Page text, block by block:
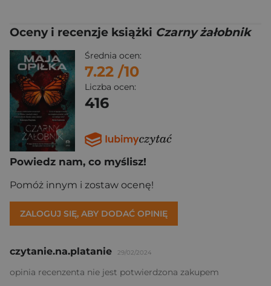
Oceny i recenzje książki Czarny żałobnik
Średnia ocen:
7.22 /10
Liczba ocen:
416
Powiedz nam, co myślisz!
Pomóż innym i zostaw ocenę!
ZALOGUJ SIĘ, ABY DODAĆ OPINIĘ
czytanie.na.platanie 29/02/2024
opinia recenzenta nie jest potwierdzona zakupem